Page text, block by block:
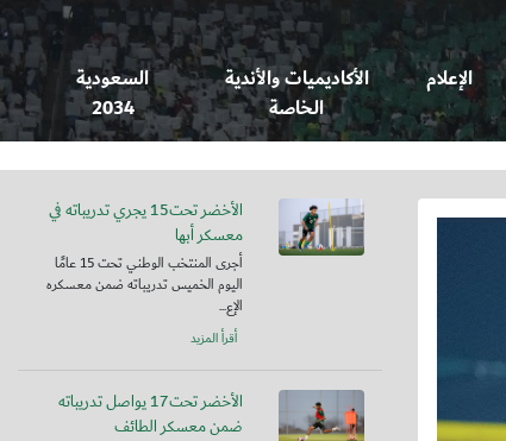
الإعلام
الأكاديميات والأندية
الخاصة
السعودية
2034
الأخضر تحت15 يجري تدريباته في
معسكر أبها
أجرى المنتخب الوطني تحت 15 عامًا
اليوم الخميس تدريباته ضمن معسكره
الإع...
أقرأ المزيد
الأخضر تحت17 يواصل تدريباته
ضمن معسكر الطائف